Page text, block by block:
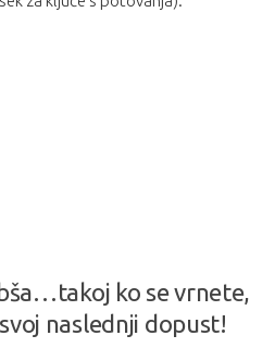
ko se vrnete,
naslednji dopust!